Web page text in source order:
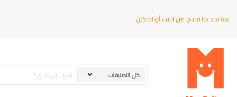
هنا تجد ما تحتاج من البيت أو الدكان